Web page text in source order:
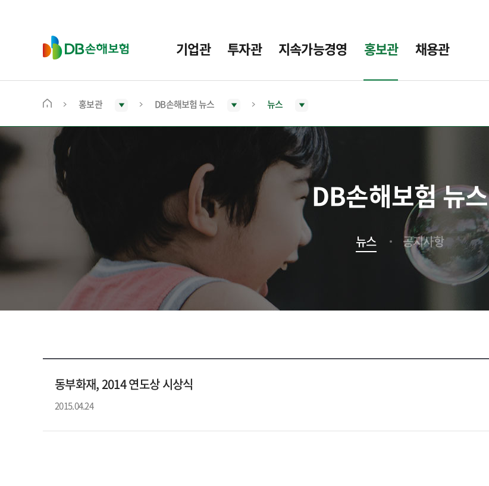
D
B
보
기업관 투자관 지속가능경영 홍보관 채용관
메
홍보관 DB손해보험 뉴스 뉴스
DB손해보험 뉴스
뉴스 공지사항
동부화재, 2014 연도상 시상식
2015.04.24